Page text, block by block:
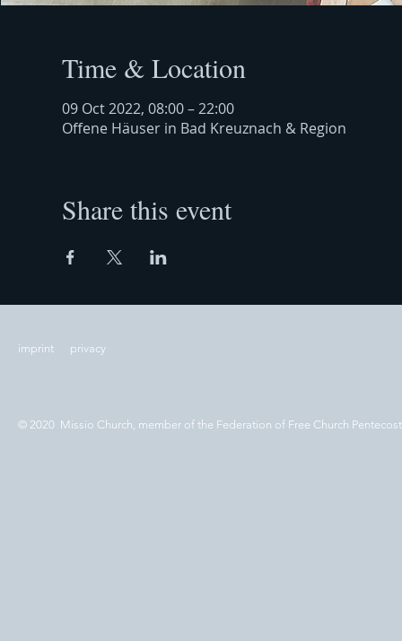
Time & Location
09 Oct 2022, 08:00 – 22:00
Offene Häuser in Bad Kreuznach & Region
Share this event
imprint privacy
© 2020 Missio Church, member of the Federation of Free Church